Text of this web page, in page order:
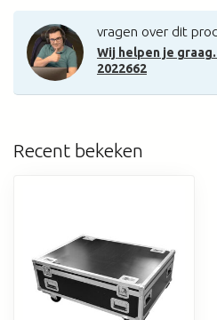
vragen over dit
Wij helpen je
2022662
Recent bekeken